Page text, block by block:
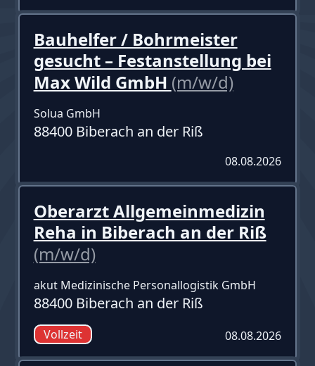
Bauhelfer / Bohrmeister
gesucht – Festanstellung bei
Max Wild GmbH (m/w/d)
Solua GmbH
88400 Biberach an der Riß
08.08.2026
Oberarzt Allgemeinmedizin
Reha in Biberach an der Riß
(m/w/d)
akut Medizinische Personallogistik GmbH
88400 Biberach an der Riß
Vollzeit 08.08.2026